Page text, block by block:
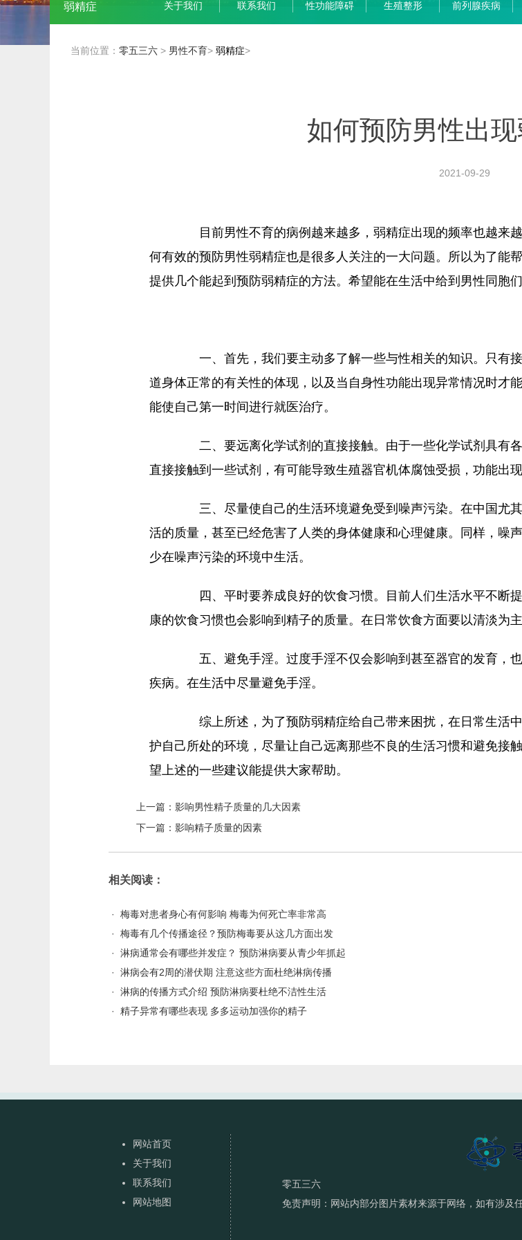
弱精症 关于我们 联系我们 性功能障碍 生殖整形 前列腺疾病
当前位置： 零五三六 > 男性不育> 弱精症>
如何预防男性出
2021-09-29
目前男性不育的病例越来越多，弱精症出现的频率也越来
何有效的预防男性弱精症也是很多人关注的一大问题。所以为了能
提供几个能起到预防弱精症的方法。希望能在生活中给到男性同胞们
一、首先，我们要主动多了解一些与性相关的知识。只有
道身体正常的有关性的体现，以及当自身性功能出现异常情况时才
能使自己第一时间进行就医治疗。
二、要远离化学试剂的直接接触。由于一些化学试剂具有
直接接触到一些试剂，有可能导致生殖器官机体腐蚀受损，功能出
三、尽量使自己的生活环境避免受到噪声污染。在中国尤
活的质量，甚至已经危害了人类的身体健康和心理健康。同样，噪
少在噪声污染的环境中生活。
四、平时要养成良好的饮食习惯。目前人们生活水平不断
康的饮食习惯也会影响到精子的质量。在日常饮食方面要以清淡为
五、避免手淫。过度手淫不仅会影响到甚至器官的发育，
疾病。在生活中尽量避免手淫。
综上所述，为了预防弱精症给自己带来困扰，在日常生活
护自己所处的环境，尽量让自己远离那些不良的生活习惯和避免接
望上述的一些建议能提供大家帮助。
上一篇： 影响男性精子质量的几大因素
下一篇： 影响精子质量的因素
相关阅读：
· 梅毒对患者身心有何影响 梅毒为何死亡率非常高
·
梅毒有几个传播途径？预防梅毒要从这几方面出发
·
淋病通常会有哪些并发症？ 预防淋病要从青少年抓起
·
淋病会有2周的潜伏期 注意这些方面杜绝淋病传播
·
淋病的传播方式介绍 预防淋病要杜绝不洁性生活
·
精子异常有哪些表现 多多运动加强你的精子
网站首页
关于我们
联系我们
网站地图
零五三六
免责声明：网站内部分图片素材来源于网络，如有涉及